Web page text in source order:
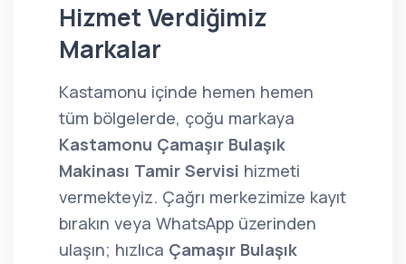
Hizmet Verdiğimiz
Markalar
Kastamonu içinde hemen hemen
tüm bölgelerde, çoğu markaya
Kastamonu Çamaşır Bulaşık
Makinası Tamir Servisi hizmeti
vermekteyiz. Çağrı merkezimize kayıt
bırakın veya WhatsApp üzerinden
ulaşın; hızlıca Çamaşır Bulaşık